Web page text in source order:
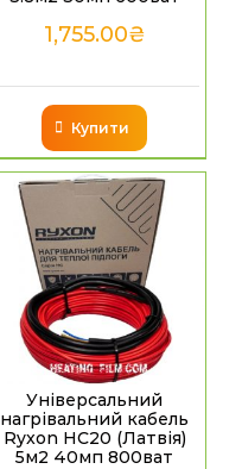
1,755.00₴
Купити
Універсальний
нагрівальний кабель
Ryxon HC20 (Латвія)
5м2 40мп 800ват